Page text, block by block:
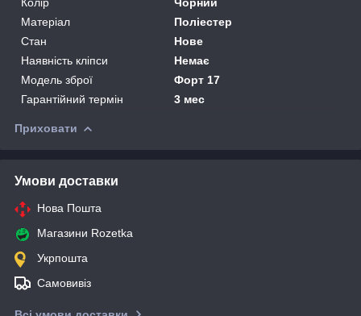
Матеріал
Поліестер
Стан
Нове
Наявність кліпси
Немає
Модель зброї
Форт 17
Гарантійний термін
3 мес
Приховати
Умови доставки
Нова Пошта
Магазини Rozetka
Укрпошта
Самовивіз